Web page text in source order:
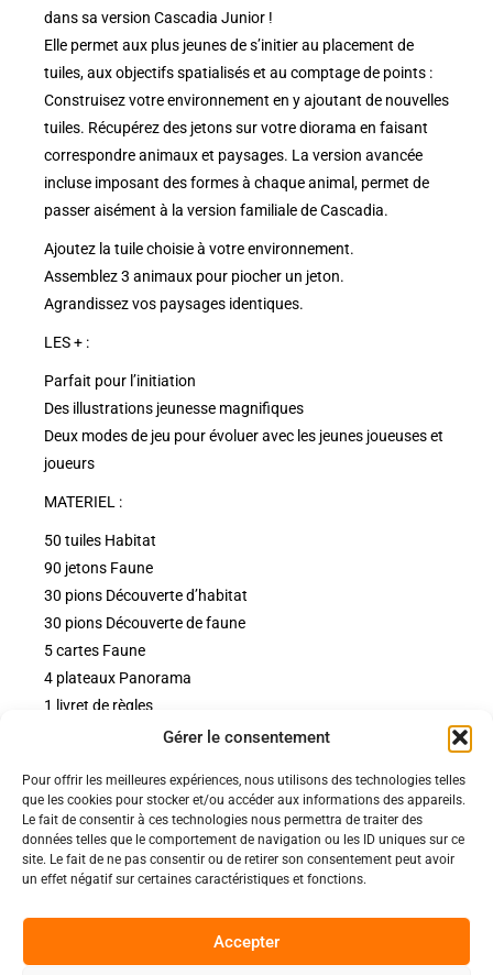
Gérer le consentement
Pour offrir les meilleures expériences, nous utilisons des technologies telles
que les cookies pour stocker et/ou accéder aux informations des appareils.
Le fait de consentir à ces technologies nous permettra de traiter des
données telles que le comportement de navigation ou les ID uniques sur ce
site. Le fait de ne pas consentir ou de retirer son consentement peut avoir
un effet négatif sur certaines caractéristiques et fonctions.
Accepter
dans sa version Cascadia Junior !
Elle permet aux plus jeunes de s’initier au placement de
tuiles, aux objectifs spatialisés et au comptage de points :
Construisez votre environnement en y ajoutant de nouvelles
tuiles. Récupérez des jetons sur votre diorama en faisant
correspondre animaux et paysages. La version avancée
incluse imposant des formes à chaque animal, permet de
passer aisément à la version familiale de Cascadia.
Ajoutez la tuile choisie à votre environnement.
Assemblez 3 animaux pour piocher un jeton.
Agrandissez vos paysages identiques.
LES + :
Parfait pour l’initiation
Des illustrations jeunesse magnifiques
Deux modes de jeu pour évoluer avec les jeunes joueuses et
joueurs
MATERIEL :
50 tuiles Habitat
90 jetons Faune
30 pions Découverte d’habitat
30 pions Découverte de faune
5 cartes Faune
4 plateaux Panorama
1 livret de règles
Nos pages
Nos évènements
Nous contacter
Politiques
Politique de confidentialité
Nos conditions de vente et livraison
Code de conduite